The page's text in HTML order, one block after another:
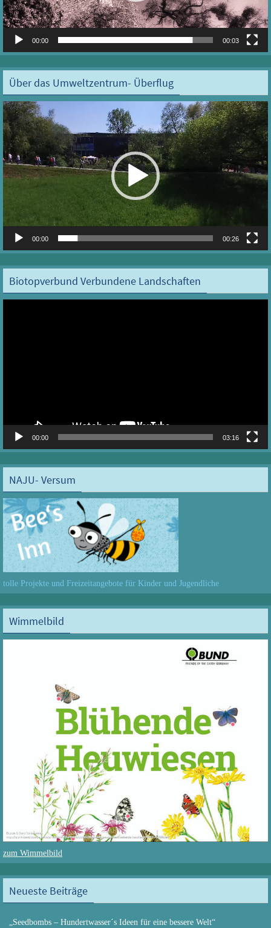
00:00 00:03
Über das Umweltzentrum- Überflug
Video-
Player
00:00 00:26
Biotopverbund Verbundene Landschaften
00:00 03:16
NAJU- Versum
tolle Projekte und Freizeitangebote für Kinder und Jugendliche
Wimmelbild
zum Wimmelbild
Neueste Beiträge
„Seedbombs – Hundertwasser´s Ideen für eine bessere Welt“